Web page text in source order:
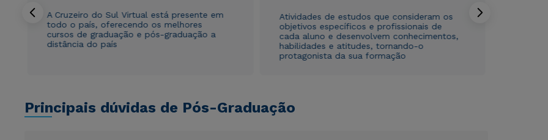
A Cruzeiro do Sul Virtual está presente em
todo o país, oferecendo os melhores
cursos de graduação e pós-graduação a
distância do país
Atividades de estudos que consideram os
objetivos específicos e profissionais de
cada aluno e desenvolvem conhecimentos,
habilidades e atitudes, tornando-o
protagonista da sua formação
Principais dúvidas de Pós-Graduação
Estou de acordo com aPolítica de Privacidade.
autorizo que meus dados sejam utilizados para o
envio de conteúdos da Cruzeiro do Sul.
Estou de acordo com aPolítica de Privacidade.
autorizo que meus dados sejam utilizados para o
envio de conteúdos da Cruzeiro do Sul.